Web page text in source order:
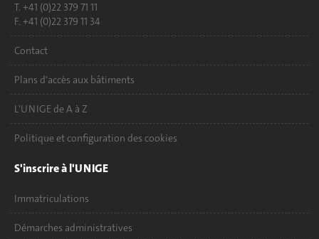
T. +41 (0)22 379 71 11
F. +41 (0)22 379 11 34
Contact
Plans d'accès aux bâtiments
L'UNIGE de A à Z
Politique et configuration des cookies
S'inscrire à l'UNIGE
Immatriculations
Démarches administratives